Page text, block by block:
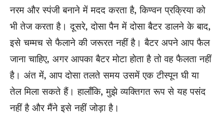
नरम और स्पंजी बनाने में मदद करता है, किण्वन प्रक्रिया को
भी तेज करता है। दूसरे, दोसा पैन में दोसा बैटर डालने के बाद,
इसे चम्मच से फैलाने की जरूरत नहीं है। बैटर अपने आप फैल
जाना चाहिए, अगर आपका बैटर मोटा होता है तो वह फैलता नहीं
है। अंत में, आप दोसा तलते समय उसमें एक टीस्पून घी या
तेल मिला सकते हैं। हालाँकि, मुझे व्यक्तिगत रूप से यह पसंद
नहीं है और मैंने इसे नहीं जोड़ा है।